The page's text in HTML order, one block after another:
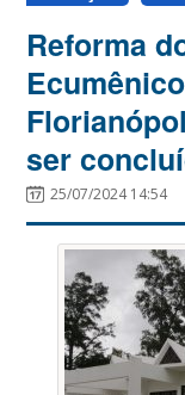
Reforma
ser
25/07/2024 14:54